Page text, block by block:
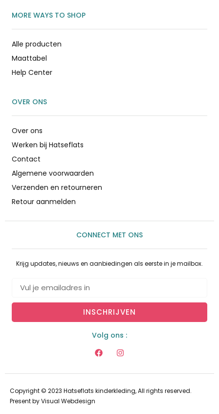
MORE WAYS TO SHOP
Alle producten
Maattabel
Help Center
OVER ONS
Over ons
Werken bij Hatseflats
Contact
Algemene voorwaarden
Verzenden en retourneren
Retour aanmelden
CONNECT MET ONS
Krijg updates, nieuws en aanbiedingen als eerste in je mailbox.
INSCHRIJVEN
Volg ons :
Copyright © 2023 Hatseflats kinderkleding, All rights reserved.
Present byVisual Webdesign